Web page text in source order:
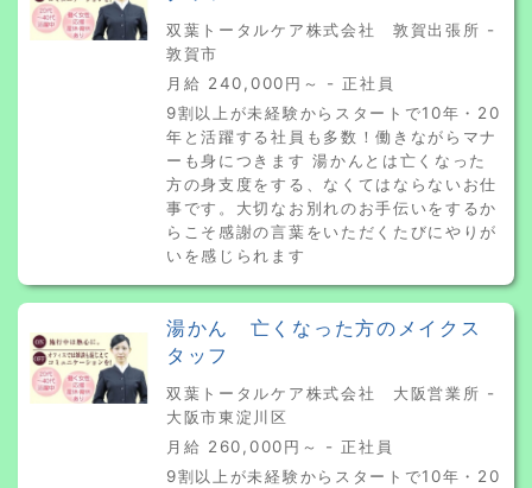
双葉トータルケア株式会社 敦賀出張所 -
敦賀市
月給 240,000円～ - 正社員
9割以上が未経験からスタートで10年・20
年と活躍する社員も多数！働きながらマナ
ーも身につきます 湯かんとは亡くなった
方の身支度をする、なくてはならないお仕
事です。大切なお別れのお手伝いをするか
らこそ感謝の言葉をいただくたびにやりが
いを感じられます
湯かん 亡くなった方のメイクス
タッフ
双葉トータルケア株式会社 大阪営業所 -
大阪市東淀川区
月給 260,000円～ - 正社員
9割以上が未経験からスタートで10年・20